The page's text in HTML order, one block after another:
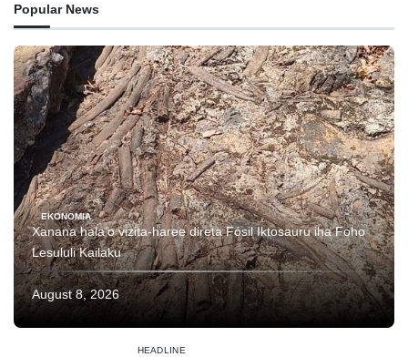
Popular News
EKONOMIA
Xanana hala’o vizita-haree direta Fósil Iktosauru iha Foho
Lesululi Kailaku
August 8, 2026
HEADLINE